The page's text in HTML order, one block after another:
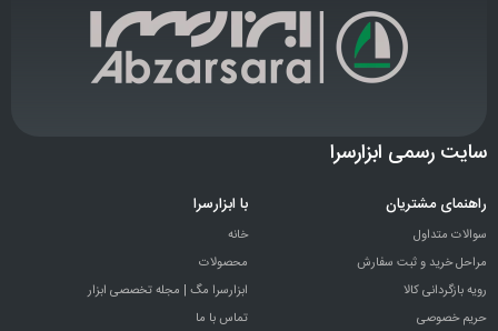
سایت رسمی ابزارسرا
راهنمای مشتریان
سوالات متداول
مراحل خرید و ثبت سفارش
رویه بازگردانی کالا
حریم خصوصی
با ابزارسرا
خانه
محصولات
ابزارسرا مگ | مجله تخصصی ابزار
تماس با ما